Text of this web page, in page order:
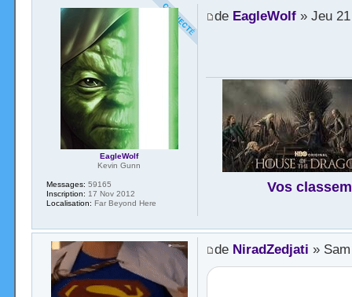
de EagleWolf» Jeu 21
Vos
EagleWolf
Kevin Gunn
Messages: 59165
Inscription: 17 Nov 2012
Localisation: Far Beyond Here
de NiradZedjati »